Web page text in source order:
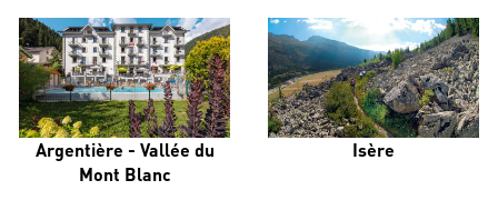
Argentière - Vallée du
Mont Blanc
Isère